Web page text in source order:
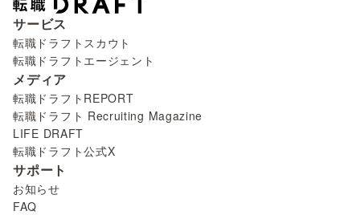
サービス
転職ドラフトスカウト
転職ドラフトエージェント
メディア
転職ドラフトREPORT
転職ドラフト Recruiting Magazine
LIFE DRAFT
転職ドラフト公式X
サポート
お知らせ
FAQ